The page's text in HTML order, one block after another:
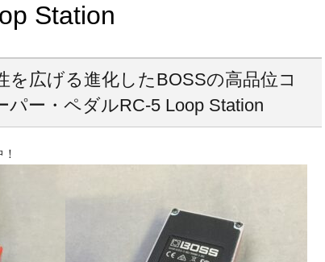
Station
を広げる進化したBOSSの高品位コ
パー・ペダルRC-5 Loop Station